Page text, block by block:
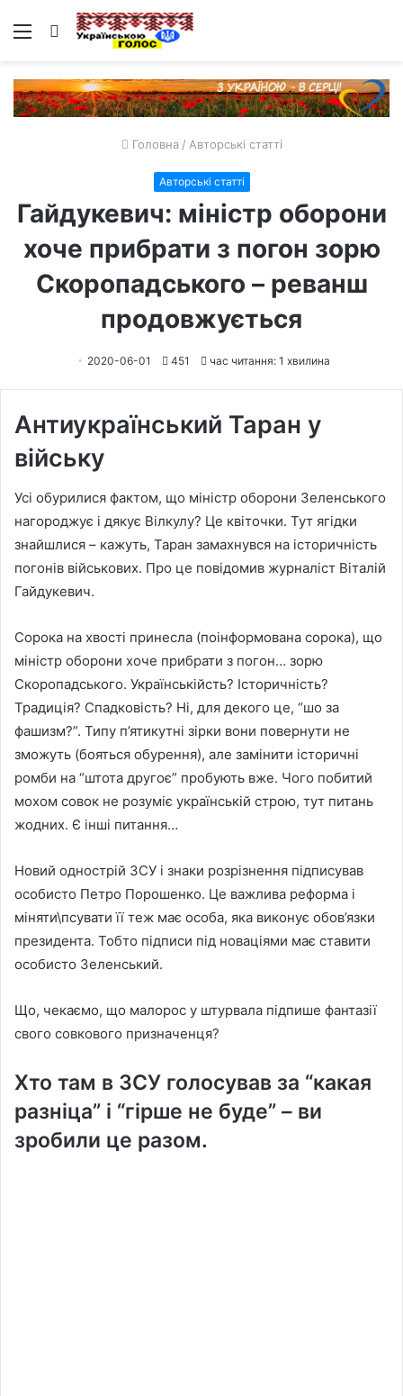
Меню Пошук
Головна / Авторські статті
Авторські статті
Гайдукевич: міністр оборони
хоче прибрати з погон зорю
Скоропадського – реванш
продовжується
2020-06-01 451 час читання: 1 хвилина
Антиукраїнський Таран у
війську
Усі обурилися фактом, що міністр оборони Зеленського
нагороджує і дякує Вілкулу? Це квіточки. Тут ягідки
знайшлися – кажуть, Таран замахнувся на історичність
погонів військових. Про це повідомив журналіст Віталій
Гайдукевич.
Сорока на хвості принесла (поінформована сорока), що
міністр оборони хоче прибрати з погон… зорю
Скоропадського. Українськійсть? Історичність?
Традиція? Спадковість? Ні, для декого це, “шо за
фашизм?”. Типу п’ятикутні зірки вони повернути не
зможуть (бояться обурення), але замінити історичні
ромби на “штота другоє” пробують вже. Чого побитий
мохом совок не розуміє українській строю, тут питань
жодних. Є інші питання…
Новий однострій ЗСУ і знаки розрізнення підписував
особисто Петро Порошенко. Це важлива реформа і
міняти\псувати її теж має особа, яка виконує обов’язки
президента. Тобто підписи під новаціями має ставити
особисто Зеленський.
Що, чекаємо, що малорос у штурвала підпише фантазії
свого совкового призначенця?
Хто там в ЗСУ голосував за “какая
разніца” і “гірше не буде” – ви
зробили це разом.